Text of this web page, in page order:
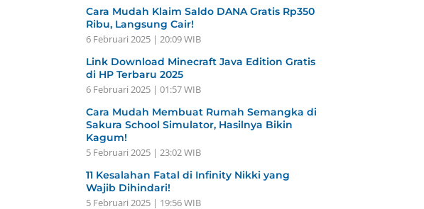
Cara Mudah Klaim Saldo DANA Gratis Rp350
Ribu, Langsung Cair!
6 Februari 2025 | 20:09 WIB
Link Download Minecraft Java Edition Gratis
di HP Terbaru 2025
6 Februari 2025 | 01:57 WIB
Cara Mudah Membuat Rumah Semangka di
Sakura School Simulator, Hasilnya Bikin
Kagum!
5 Februari 2025 | 23:02 WIB
11 Kesalahan Fatal di Infinity Nikki yang
Wajib Dihindari!
5 Februari 2025 | 19:56 WIB